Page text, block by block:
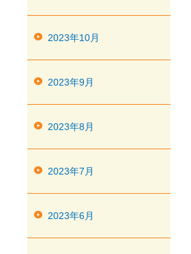
2023年10月
2023年9月
2023年8月
2023年7月
2023年6月